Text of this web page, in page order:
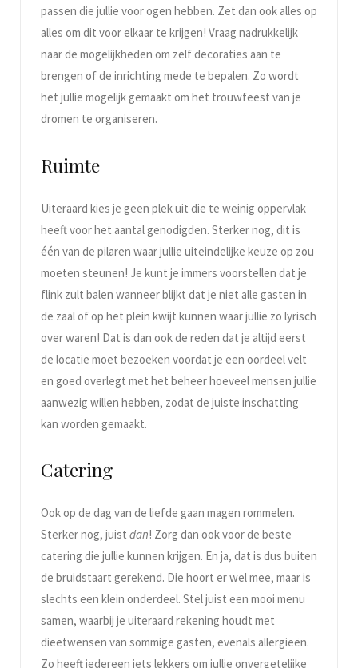
passen die jullie voor ogen hebben. Zet dan ook alles op
alles om dit voor elkaar te krijgen! Vraag nadrukkelijk
naar de mogelijkheden om zelf decoraties aan te
brengen of de inrichting mede te bepalen. Zo wordt
het jullie mogelijk gemaakt om het trouwfeest van je
dromen te organiseren.
Ruimte
Uiteraard kies je geen plek uit die te weinig oppervlak
heeft voor het aantal genodigden. Sterker nog, dit is
één van de pilaren waar jullie uiteindelijke keuze op zou
moeten steunen! Je kunt je immers voorstellen dat je
flink zult balen wanneer blijkt dat je niet alle gasten in
de zaal of op het plein kwijt kunnen waar jullie zo lyrisch
over waren! Dat is dan ook de reden dat je altijd eerst
de locatie moet bezoeken voordat je een oordeel velt
en goed overlegt met het beheer hoeveel mensen jullie
aanwezig willen hebben, zodat de juiste inschatting
kan worden gemaakt.
Catering
Ook op de dag van de liefde gaan magen rommelen.
Sterker nog, juist dan! Zorg dan ook voor de beste
catering die jullie kunnen krijgen. En ja, dat is dus buiten
de bruidstaart gerekend. Die hoort er wel mee, maar is
slechts een klein onderdeel. Stel juist een mooi menu
samen, waarbij je uiteraard rekening houdt met
dieetwensen van sommige gasten, evenals allergieën.
Zo heeft iedereen iets lekkers om jullie onvergetelijke